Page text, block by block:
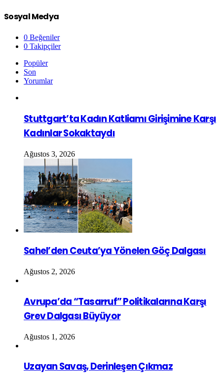
Sosyal Medya
0 Beğeniler
0 Takipçiler
Popüler
Son
Yorumlar
Stuttgart’ta Kadın Katliamı Girişimine Karşı
Kadınlar Sokaktaydı
Ağustos 3, 2026
Sahel’den Ceuta’ya Yönelen Göç Dalgası
Ağustos 2, 2026
Avrupa’da “Tasarruf” Politikalarına Karşı
Grev Dalgası Büyüyor
Ağustos 1, 2026
Uzayan Savaş, Derinleşen Çıkmaz